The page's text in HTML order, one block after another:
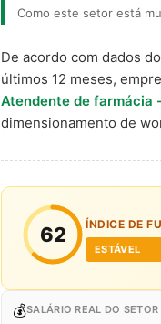
Como este setor está
De acordo com dados
últimos 12 meses,
Atendente de farmácia
dimensionamento de
62 ÍNDICE DE
ESTÁVEL
💰SALÁRIO REAL DO SETOR